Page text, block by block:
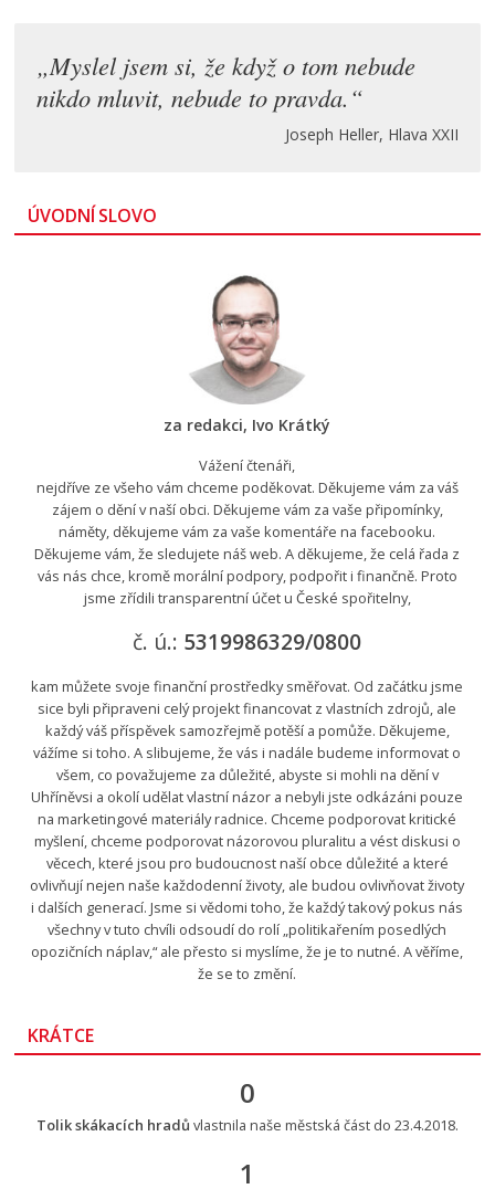
„Myslel jsem si, že když o tom nebude
nikdo mluvit, nebude to pravda.“
Joseph Heller, Hlava XXII
ÚVODNÍ SLOVO
za redakci, Ivo Krátký
Vážení čtenáři,
nejdříve ze všeho vám chceme poděkovat. Děkujeme vám za váš
zájem o dění v naší obci. Děkujeme vám za vaše připomínky,
náměty, děkujeme vám za vaše komentáře na facebooku.
Děkujeme vám, že sledujete náš web. A děkujeme, že celá řada z
vás nás chce, kromě morální podpory, podpořit i finančně. Proto
jsme zřídili transparentní účet u České spořitelny,
č. ú.: 5319986329/0800
kam můžete svoje finanční prostředky směřovat. Od začátku jsme
sice byli připraveni celý projekt financovat z vlastních zdrojů, ale
každý váš příspěvek samozřejmě potěší a pomůže. Děkujeme,
vážíme si toho. A slibujeme, že vás i nadále budeme informovat o
všem, co považujeme za důležité, abyste si mohli na dění v
Uhříněvsi a okolí udělat vlastní názor a nebyli jste odkázáni pouze
na marketingové materiály radnice. Chceme podporovat kritické
myšlení, chceme podporovat názorovou pluralitu a vést diskusi o
věcech, které jsou pro budoucnost naší obce důležité a které
ovlivňují nejen naše každodenní životy, ale budou ovlivňovat životy
i dalších generací. Jsme si vědomi toho, že každý takový pokus nás
všechny v tuto chvíli odsoudí do rolí „politikařením posedlých
opozičních náplav,“ ale přesto si myslíme, že je to nutné. A věříme,
že se to změní.
KRÁTCE
0
Tolik skákacích hradů vlastnila naše městská část do 23.4.2018.
1